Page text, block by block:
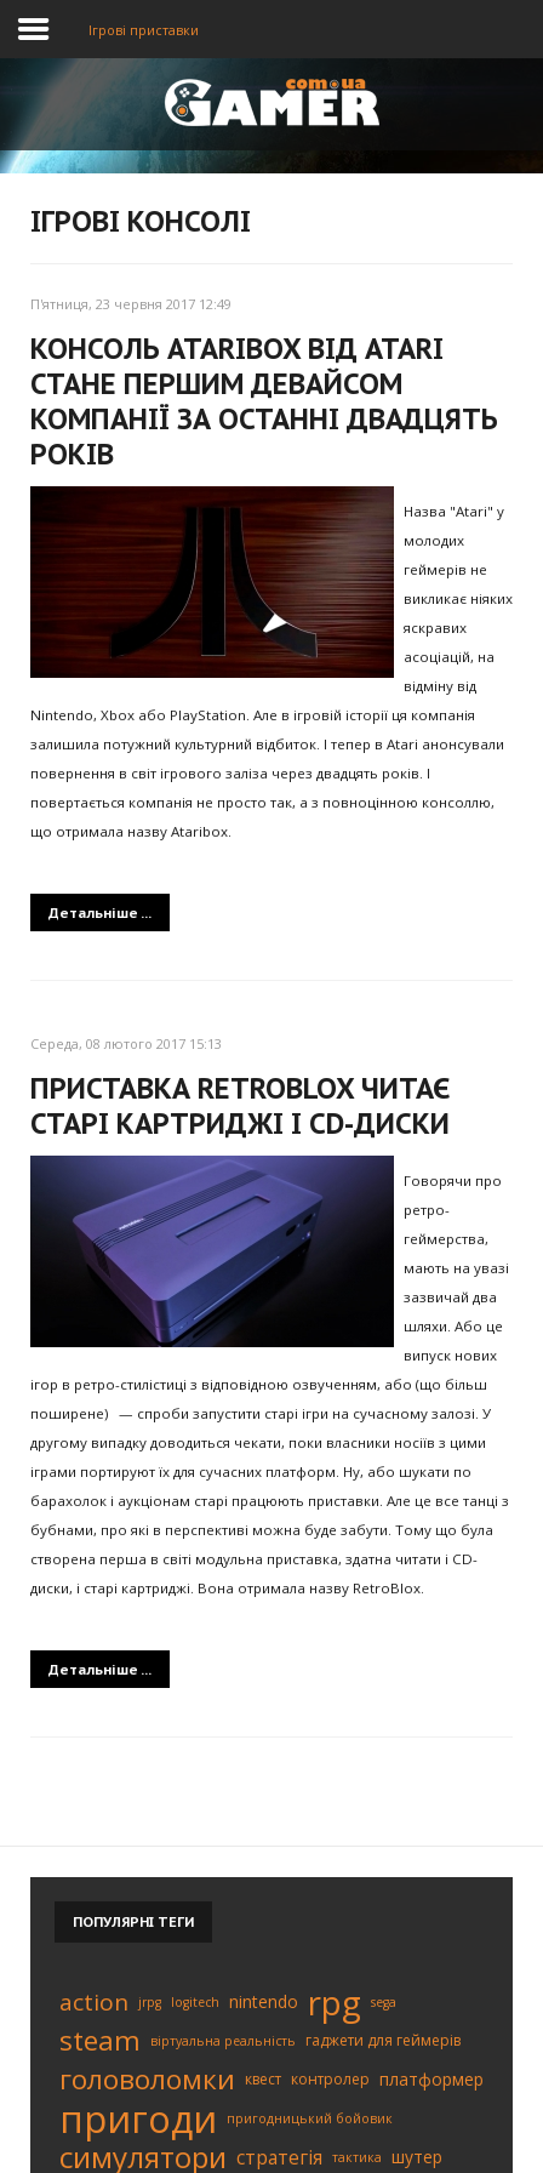
Головна
Ігрові приставки
ІГРОВІ КОНСОЛІ
П'ятниця, 23 червня 2017 12:49
КОНСОЛЬ ATARIBOX ВІД ATARI
СТАНЕ ПЕРШИМ ДЕВАЙСОМ
КОМПАНІЇ ЗА ОСТАННІ ДВАДЦЯТЬ
РОКІВ
Назва "Atari" у
молодих
геймерів не
викликає ніяких
яскравих
асоціацій, на
відміну від
Nintendo, Xbox або PlayStation. Але в ігровій історії ця компанія
залишила потужний культурний відбиток. І тепер в Atari анонсували
повернення в світ ігрового заліза через двадцять років. І
повертається компанія не просто так, а з повноцінною консоллю,
що отримала назву Ataribox.
Детальніше ...
Середа, 08 лютого 2017 15:13
ПРИСТАВКА RETROBLOX ЧИТАЄ
СТАРІ КАРТРИДЖІ І CD-ДИСКИ
Говорячи про
ретро-
геймерства,
мають на увазі
зазвичай два
шляхи. Або це
випуск нових
ігор в ретро-стилістиці з відповідною озвученням, або (що більш
поширене) — спроби запустити старі ігри на сучасному залозі. У
другому випадку доводиться чекати, поки власники носіїв з цими
іграми портируют їх для сучасних платформ. Ну, або шукати по
барахолок і аукціонам старі працюють приставки. Але це все танці з
бубнами, про які в перспективі можна буде забути. Тому що була
створена перша в світі модульна приставка, здатна читати і CD-
диски, і старі картриджі. Вона отримала назву RetroBlox.
Детальніше ...
ПОПУЛЯРНІ ТЕГИ
action jrpg logitech nintendo rpg sega
steam віртуальна реальність гаджети для геймерів
головоломки квест контролер платформер
пригоди пригодницький бойовик
симулятори стратегія тактика шутер